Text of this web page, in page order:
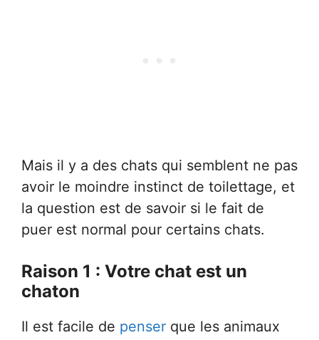
Mais il y a des chats qui semblent ne pas
avoir le moindre instinct de toilettage, et
la question est de savoir si le fait de
puer est normal pour certains chats.
Raison 1 : Votre chat est un
chaton
Il est facile de penser que les animaux